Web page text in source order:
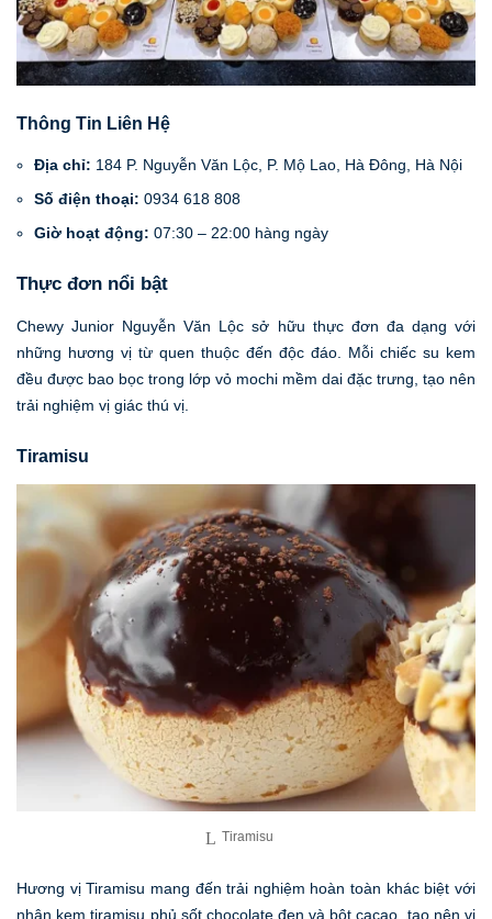
Thông Tin Liên Hệ
Địa chỉ: 184 P. Nguyễn Văn Lộc, P. Mộ Lao, Hà Đông, Hà Nội
Số điện thoại: 0934 618 808
Giờ hoạt động: 07:30 – 22:00 hàng ngày
Thực đơn nổi bật
Chewy Junior Nguyễn Văn Lộc sở hữu thực đơn đa dạng với
những hương vị từ quen thuộc đến độc đáo. Mỗi chiếc su kem
đều được bao bọc trong lớp vỏ mochi mềm dai đặc trưng, tạo nên
trải nghiệm vị giác thú vị.
Tiramisu
Tiramisu
Hương vị Tiramisu mang đến trải nghiệm hoàn toàn khác biệt với
nhân kem tiramisu phủ sốt chocolate đen và bột cacao, tạo nên vị